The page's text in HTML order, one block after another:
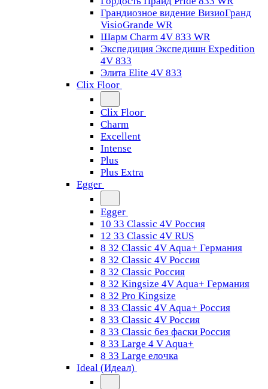
Грандиозное видение ВизиоГранд
VisioGrande WR
Шарм Charm 4V 833 WR
Экспедиция Экспедишн Expedition
4V 833
Элита Elite 4V 833
Clix Floor
Clix Floor
Charm
Excellent
Intense
Plus
Plus Extra
Egger
Egger
10 33 Classic 4V Россия
12 33 Classic 4V RUS
8 32 Classic 4V Aqua+ Германия
8 32 Classic 4V Россия
8 32 Classic Россия
8 32 Kingsize 4V Aqua+ Германия
8 32 Pro Kingsize
8 33 Classic 4V Aqua+ Россия
8 33 Classic 4V Россия
8 33 Classic без фаски Россия
8 33 Large 4 V Aqua+
8 33 Large елочка
Ideal (Идеал)